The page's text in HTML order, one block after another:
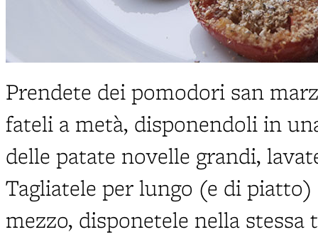
Prendete dei pomodori san
fateli a metà, disponendoli in
delle patate novelle grandi,
Tagliatele per lungo (e di
mezzo, disponetele nella stessa